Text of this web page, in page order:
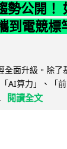
勢公開！
電競標
面升級。除了
AI算力」、「
閱讀全文